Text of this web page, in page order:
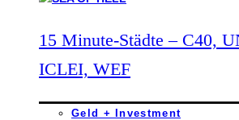
15 Minute-Städte – C40,
ICLEI, WEF
Geld + Investment